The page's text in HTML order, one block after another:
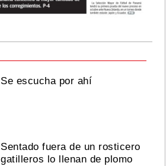
Se escucha por ahí
Sentado fuera de un rosticero
gatilleros lo llenan de plomo